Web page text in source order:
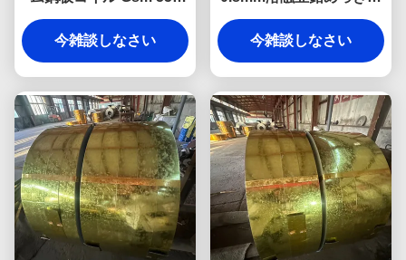
Ppgi鋼コイル
今雑談しなさい
装済み亜鉛めっきコイル
今雑談しなさい